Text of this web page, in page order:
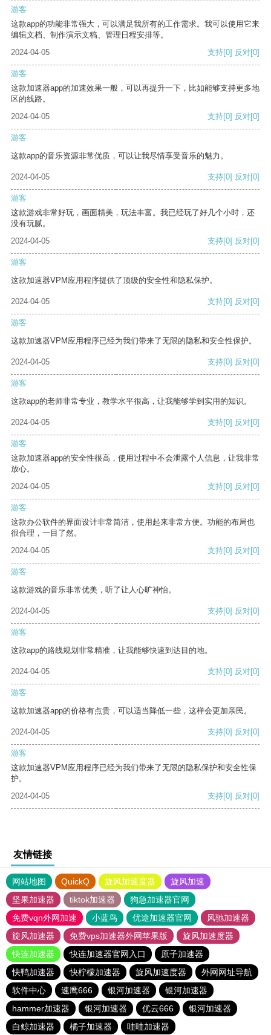
游客
这款app的功能非常强大，可以满足我所有的工作需求。我可以使用它来
编辑文档、制作演示文稿、管理日程安排等。
2024-04-05
支持[0] 反对[0]
游客
这款加速器app的加速效果一般，可以再提升一下，比如能够支持更多地
区的线路。
2024-04-05
支持[0] 反对[0]
游客
这款app的音乐资源非常优质，可以让我尽情享受音乐的魅力。
2024-04-05 支持[0] 反对[0]
游客
这款游戏非常好玩，画面精美，玩法丰富。我已经玩了好几个小时，还
没有玩腻。
2024-04-05
支持[0] 反对[0]
游客
这款加速器VPM应用程序提供了顶级的安全性和隐私保护。
2024-04-05 支持[0] 反对[0]
游客
这款加速器VPM应用程序已经为我们带来了无限的隐私和安全性保护。
2024-04-05 支持[0] 反对[0]
游客
这款app的老师非常专业，教学水平很高，让我能够学到实用的知识。
2024-04-05 支持[0] 反对[0]
游客
这款加速器app的安全性很高，使用过程中不会泄露个人信息，让我非常
放心。
2024-04-05
支持[0] 反对[0]
游客
这款办公软件的界面设计非常简洁，使用起来非常方便。功能的布局也
很合理，一目了然。
2024-04-05
支持[0] 反对[0]
游客
这款游戏的音乐非常优美，听了让人心旷神怡。
2024-04-05 支持[0] 反对[0]
游客
这款app的路线规划非常精准，让我能够快速到达目的地。
2024-04-05 支持[0] 反对[0]
游客
这款加速器app的价格有点贵，可以适当降低一些，这样会更加亲民。
2024-04-05 支持[0] 反对[0]
游客
这款加速器VPM应用程序已经为我们带来了无限的隐私保护和安全性保
护。
2024-04-05
支持[0] 反对[0]
友情链接
网站地图 QuickQ 旋风加速度器
旋风加速
坚果加速器
tiktok加速器
狗急加速器官网
免费vqn外网加速
小蓝鸟 优途加速器官网
风驰加速器
旋风加速器
免费vps加速器外网苹果版
旋风加速度器
快连加速器
快连加速器官网入口
原子加速器
快鸭加速器
快柠檬加速器 旋风加速度器
外网网址导航
软件中心
速鹰666 银河加速器
银河加速器
hammer加速器
银河加速器 优云666
银河加速器
白鲸加速器
橘子加速器 哇哇加速器